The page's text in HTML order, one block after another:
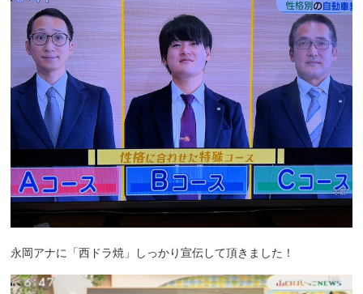
永岡アナに「西ドラ焼」しっかり宣伝して頂きました！